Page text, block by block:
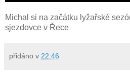
Michal si na začátku lyžařské
sjezdovce v Řece
přidáno v 22:46